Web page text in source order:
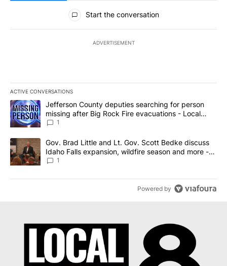
All Comments
Start the conversation
ADVERTISEMENT
ACTIVE CONVERSATIONS
The following is a list of the most commented articles in the last
A trending article titled "Jefferson County deputies searching
Jefferson County deputies searching for person
missing after Big Rock Fire evacuations - Local
News 8
1
A trending article titled "Gov. Brad Little and Lt. Gov. Scott
Gov. Brad Little and Lt. Gov. Scott Bedke discuss
Idaho Falls expansion, wildfire season and more -
Local News 8
1
Powered by